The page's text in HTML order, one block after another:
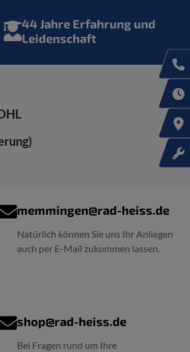
44 Jahre Erfahrung und
Leidenschaft
memmingen@rad-heiss.de
Natürlich können Sie uns Ihr Anliegen
auch per E-Mail zukommen lassen.
shop@rad-heiss.de
Bei Fragen rund um Ihre